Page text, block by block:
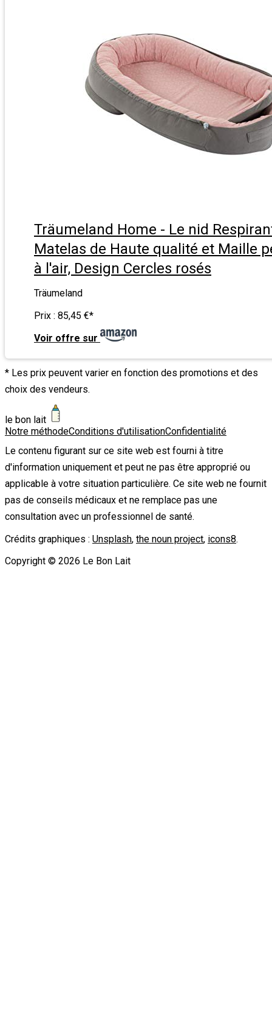
Träumeland Home - Le nid
Matelas de Haute qualité et Maille
à l'air, Design Cercles rosés
Träumeland
Prix : 85,45 €*
Voir offre sur
* Les prix peuvent varier en fonction des promotions et des
choix des vendeurs.
le bon lait
Notre méthodeConditions d'utilisationConfidentialité
Le contenu figurant sur ce site web est fourni à titre
d'information uniquement et peut ne pas être approprié ou
applicable à votre situation particulière. Ce site web ne fournit
pas de conseils médicaux et ne remplace pas une
consultation avec un professionnel de santé.
Crédits graphiques : Unsplash, the noun project, icons8.
Copyright © 2026 Le Bon Lait